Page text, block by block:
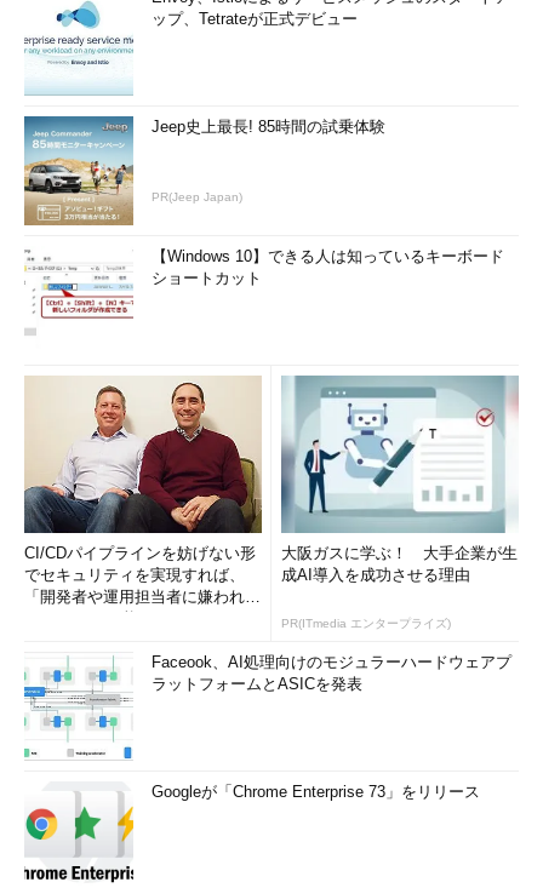
ップ、Tetrateが正式デビュー
Jeep史上最長! 85時間の試乗体験
PR(Jeep Japan)
【Windows 10】できる人は知っているキーボード
ショートカット
CI/CDパイプラインを妨げない形
でセキュリティを実現すれば、
「開発者や運用担当者に嫌われな
大阪ガスに学ぶ！ 大手企業が生
成AI導入を成功させる理由
PR(ITmedia エンタープライズ)
Faceook、AI処理向けのモジュラーハードウェアプ
ラットフォームとASICを発表
Googleが「Chrome Enterprise 73」をリリース